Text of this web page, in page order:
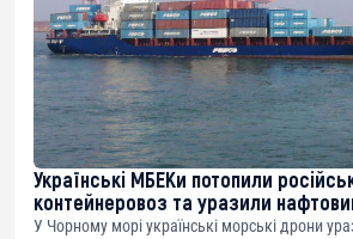
Українські МБЕКи потопили
контейнеровоз та уразили
У Чорному морі українські морські дрони